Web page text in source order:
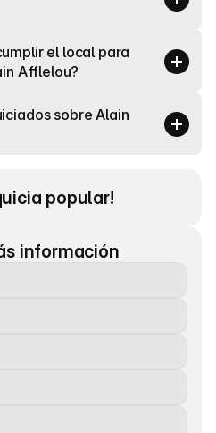
el local para
Afflelou?
sobre Alain
popular!
información